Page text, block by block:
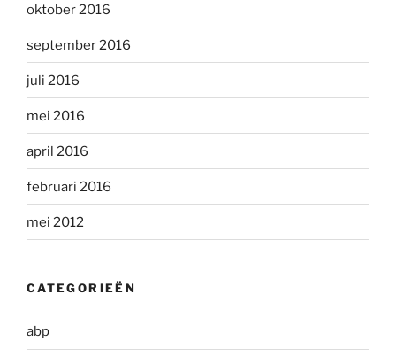
oktober 2016
september 2016
juli 2016
mei 2016
april 2016
februari 2016
mei 2012
CATEGORIEËN
abp